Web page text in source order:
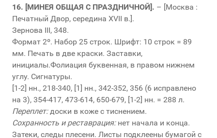
16. [МИНЕЯ ОБЩАЯ С ПРАЗДНИЧНОЙ]. – [Москва :
Печатный Двор, середина XVII в.].
Зернова III, 348.
Формат 2º. Набор 25 строк. Шрифт: 10 строк = 89
мм. Печать в две краски. Заставки,
инициалы.Фолиация буквенная, в правом нижнем
углу. Сигнатуры.
[1-2] нн., 218-340, [1] нн., 342-352, 356 (6 исправлено
на 3), 354-417, 473-614, 650-679, [1-2] нн. = 288 л.
Переплет:доски в коже с тиснением.
Сохранность и реставрация:нет начала и конца.
Затеки, следы плесени. Листы подклеены бумагой с